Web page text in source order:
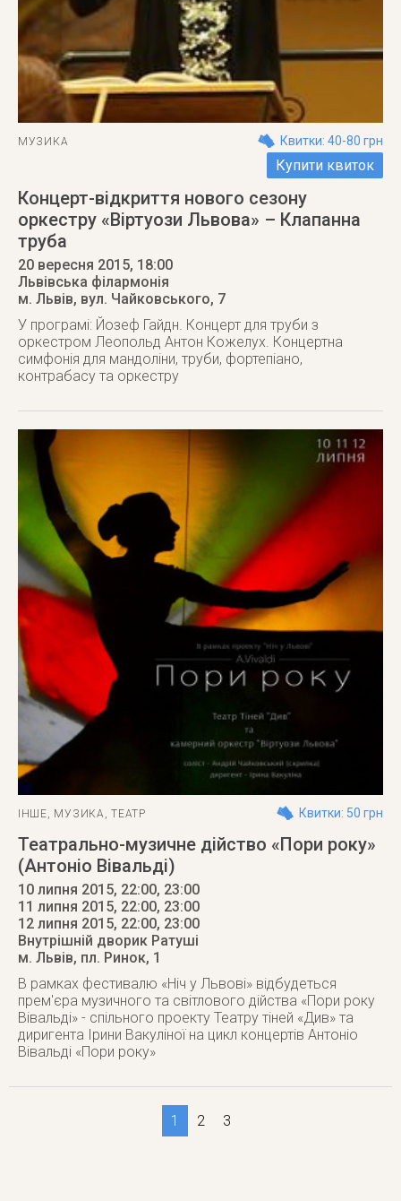
МУЗИКА Квитки: 40-80 грн
Купити квиток
Концерт-відкриття нового сезону
оркестру «Віртуози Львова» – Клапанна
труба
20 вересня 2015, 18:00
Львівська філармонія
м. Львів, вул. Чайковського, 7
У програмі: Йозеф Гайдн. Концерт для труби з
оркестром Леопольд Антон Кожелух. Концертна
симфонія для мандоліни, труби, фортепіано,
контрабасу та оркестру
ІНШЕ, МУЗИКА ,ТЕАТР Квитки: 50 грн
Театрально-музичне дійство «Пори року»
(Антоніо Вівальді)
10 липня 2015, 22:00, 23:00
11 липня 2015, 22:00, 23:00
12 липня 2015, 22:00, 23:00
Внутрішній дворик Ратуші
м. Львів, пл. Ринок, 1
В рамках фестивалю «Ніч у Львові» відбудеться
прем'єра музичного та світлового дійства «Пори року
Вівальді» - спільного проекту Театру тіней «Див» та
диригента Ірини Вакуліної на цикл концертів Антоніо
Вівальді «Пори року»
1 2 3